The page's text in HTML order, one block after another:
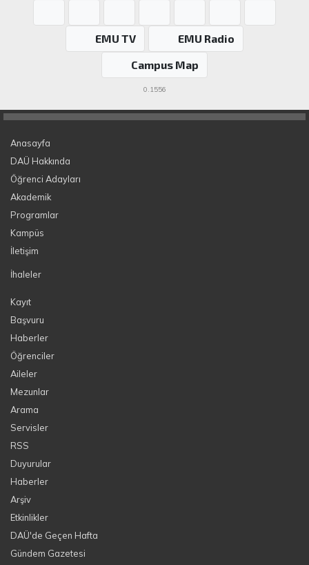
EMU TV
EMU Radio
Campus Map
0.1556
Anasayfa
DAÜ Hakkında
Öğrenci Adayları
Akademik
Programlar
Kampüs
İletişim
İhaleler
Kayıt
Başvuru
Haberler
Öğrenciler
Aileler
Mezunlar
Arama
Servisler
RSS
Duyurular
Haberler
Arşiv
Etkinlikler
DAÜ'de Geçen Hafta
Gündem Gazetesi